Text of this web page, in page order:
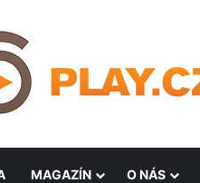
MAGAZÍN O NÁS